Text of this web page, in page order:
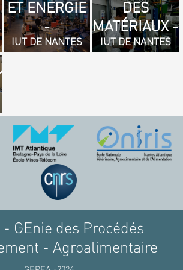
ET ENERGIE
-
IUT DE NANTES
DES
MATÉRIAUX -
IUT DE NANTES
- GEnie des Procédés
- Agroalimentaire